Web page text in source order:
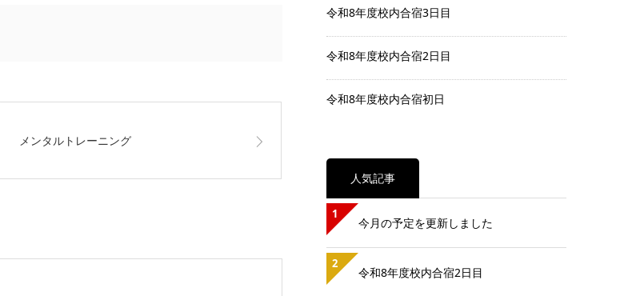
メンタルトレーニング
令和8年度校内合宿3日目
令和8年度校内合宿2日目
令和8年度校内合宿初日
人気記事
1
今月の予定を更新しました
2
令和8年度校内合宿2日目